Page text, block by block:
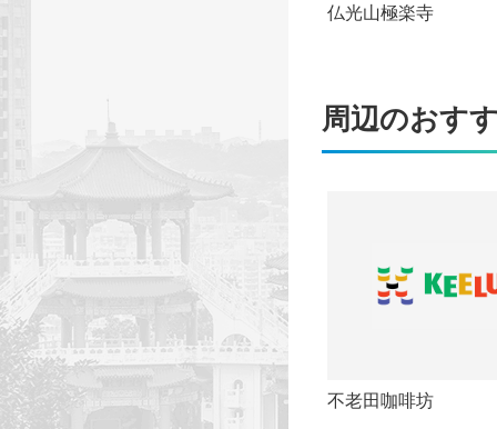
仏光山極楽寺
周辺のおす
不老田咖啡坊